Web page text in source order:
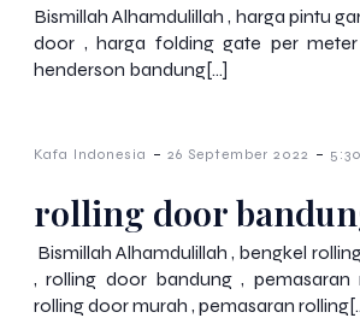
Bismillah Alhamdulillah , harga pintu
door , harga folding gate per
henderson bandung[…]
Kafa Indonesia - 26 September 2022 -
rolling door
Bismillah Alhamdulillah , bengkel
, rolling door bandung , pemasaran
rolling door murah , pemasaran